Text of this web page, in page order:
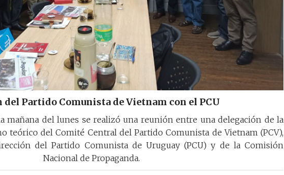
del Partido Comunista de Vietnam con el PCU
mañana del lunes se realizó una reunión entre una delegación de la
teórico del Comité Central del Partido Comunista de Vietnam (PCV),
del Partido Comunista de Uruguay (PCU) y de la Comisión
Nacional de Propaganda.